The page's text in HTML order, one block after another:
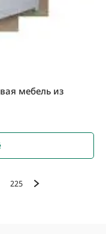
мебель из
225